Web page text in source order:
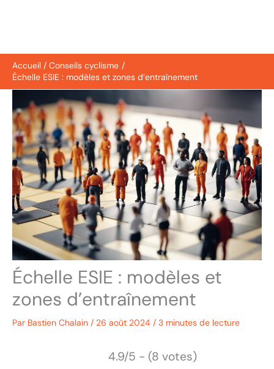
Accueil
Conseils cyclisme
Échelle ESIE : modèles et zones d’entraînement
Échelle ESIE : modèles et
zones d’entraînement
Par Bastien Chalain / 26 août 2024 / 3 minutes de lecture
4.9/5 - (8 votes)